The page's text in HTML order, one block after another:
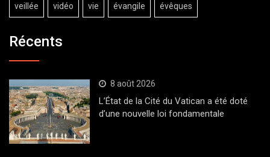
veillée vidéo vie évangile évêques
Récents
8 août 2026
L’État de la Cité du Vatican a été doté
d’une nouvelle loi fondamentale